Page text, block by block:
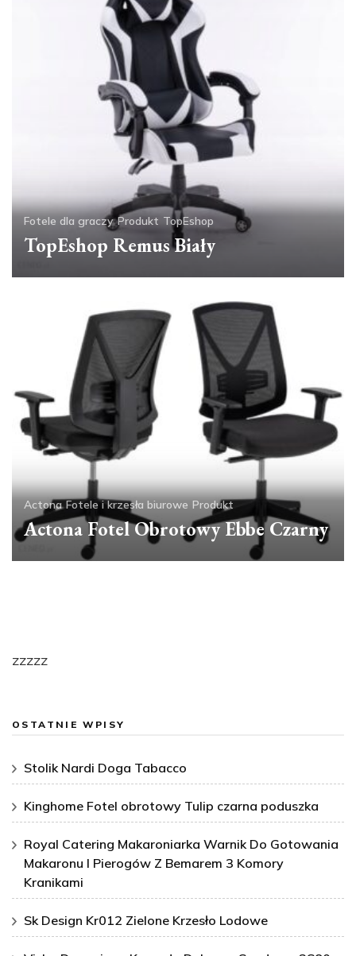
Fotele dla graczy Produkt TopEshop
TopEshop Remus Biały
Actona Fotele i krzesła biurowe Produkt
Actona Fotel Obrotowy Ebbe Czarny
zzzzz
OSTATNIE WPISY
Stolik Nardi Doga Tabacco
Kinghome Fotel obrotowy Tulip czarna poduszka
Royal Catering Makaroniarka Warnik Do Gotowania
Makaronu I Pierogów Z Bemarem 3 Komory
Kranikami
Sk Design Kr012 Zielone Krzesło Lodowe